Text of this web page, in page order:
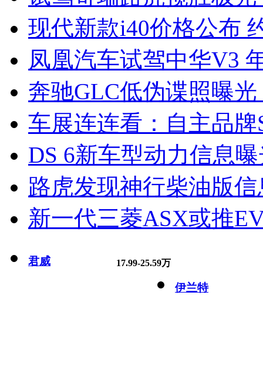
现代新款i40价格公布
凤凰汽车试驾中华V3
奔驰GLC低伪谍照曝
车展连连看：自主品牌
DS 6新车型动力信息
路虎发现神行柴油版
新一代三菱ASX或推
君威 17.99-25.59万
伊兰特